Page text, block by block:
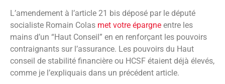
L’amendement à l’article 21 bis déposé par le député
socialiste Romain Colas met votre épargne entre les
mains d’un “Haut Conseil” en en renforçant les pouvoirs
contraignants sur l’assurance. Les pouvoirs du Haut
conseil de stabilité financière ou HCSF étaient déjà élevés,
comme je l’expliquais dans un précédent article.